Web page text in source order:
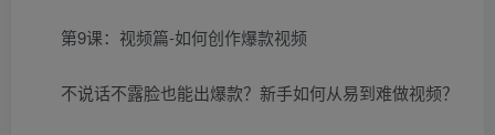
第9课：视频篇-如何创作爆款视频
不说话不露脸也能出爆款？新手如何从易到难做视频？